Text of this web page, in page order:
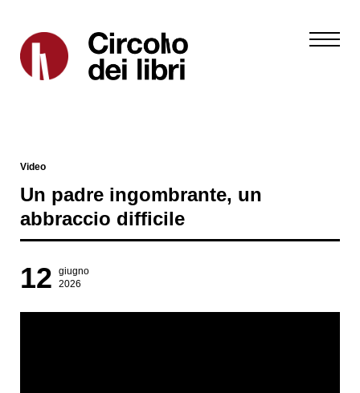
Video
Un padre ingombrante, un
abbraccio difficile
12
giugno
2026